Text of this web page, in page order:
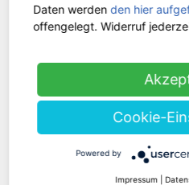
Folge
Daten werdenden hier
offengelegt. Widerruf
Cookie-
Powered by
Impressum